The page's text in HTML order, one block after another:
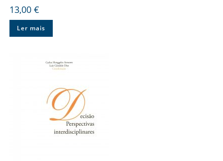
13,00 €
Ler mais